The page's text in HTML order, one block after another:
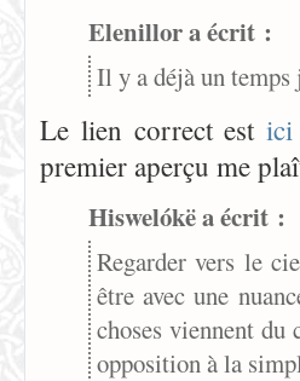
Elenillor a écrit :
Il y a déjà un
Le lien correct estici
premier aperçu me
Hiswelókë a écrit :
Regarder vers le
être avec une
choses viennent
opposition à la